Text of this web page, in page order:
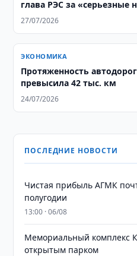
глава РЭС за «серьезные
27/07/2026
ЭКОНОМИКА
Протяженность
превысила 42 тыс. км
24/07/2026
ПОСЛЕДНИЕ НОВОСТИ
Чистая прибыль АГМК
полугодии
13:00 · 06/08
Мемориальный комплекс
открытым парком